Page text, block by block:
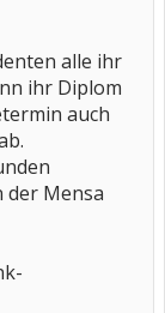
alle ihr
ihr Diplom
auch
der Mensa